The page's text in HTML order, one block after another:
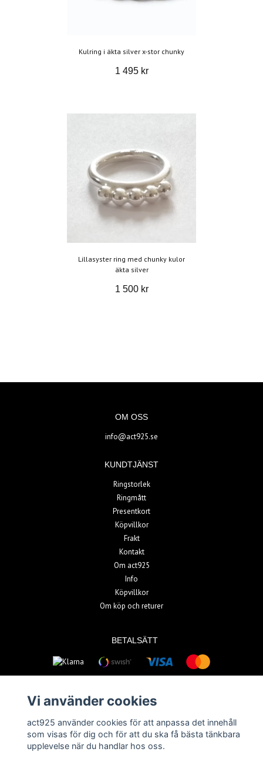
Kulring i äkta silver x-stor chunky
1 495 kr
Lillasyster ring med chunky kulor
äkta silver
1 500 kr
OM OSS
info@act925.se
KUNDTJÄNST
Ringstorlek
Ringmått
Presentkort
Köpvillkor
Frakt
Kontakt
Om act925
Info
Köpvillkor
Om köp och returer
BETALSÄTT
© Copyright 2026 act925
Powered by Quickbutik
Vi använder cookies
act925 använder cookies för att anpassa det innehåll
som visas för dig och för att du ska få bästa tänkbara
upplevelse när du handlar hos oss.